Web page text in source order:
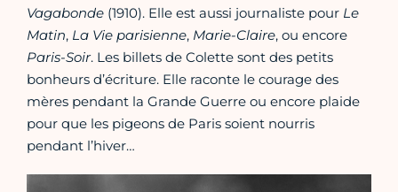
Vagabonde (1910). Elle est aussi journaliste pour Le
Matin, La Vie parisienne, Marie-Claire, ou encore
Paris-Soir. Les billets de Colette sont des petits
bonheurs d’écriture. Elle raconte le courage des
mères pendant la Grande Guerre ou encore plaide
pour que les pigeons de Paris soient nourris
pendant l’hiver…